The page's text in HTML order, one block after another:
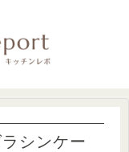
シンケー